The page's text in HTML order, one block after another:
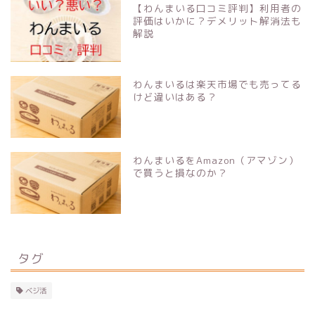
【わんまいる口コミ評判】利用者の
評価はいかに？デメリット解消法も
解説
わんまいるは楽天市場でも売ってる
けど違いはある？
わんまいるをAmazon（アマゾン）
で買うと損なのか？
タグ
ベジ活